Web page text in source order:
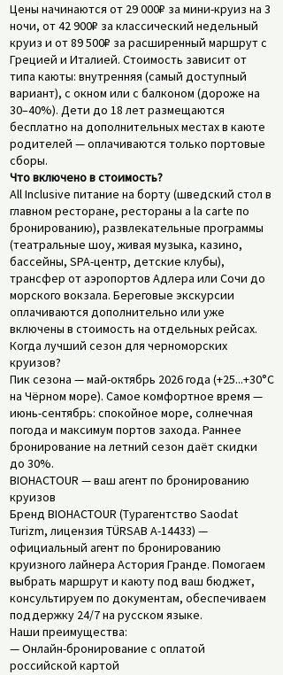
Цены начинаются от 29 000₽ за мини-круиз на 3
ночи, от 42 900₽ за классический недельный
круиз и от 89 500₽ за расширенный маршрут с
Грецией и Италией. Стоимость зависит от
типа каюты: внутренняя (самый доступный
вариант), с окном или с балконом (дороже на
30–40%). Дети до 18 лет размещаются
бесплатно на дополнительных местах в каюте
родителей — оплачиваются только портовые
сборы.
Что включено в стоимость?
All Inclusive питание на борту (шведский стол в
главном ресторане, рестораны a la carte по
бронированию), развлекательные программы
(театральные шоу, живая музыка, казино,
бассейны, SPA-центр, детские клубы),
трансфер от аэропортов Адлера или Сочи до
морского вокзала. Береговые экскурсии
оплачиваются дополнительно или уже
включены в стоимость на отдельных рейсах.
Когда лучший сезон для черноморских
круизов?
Пик сезона — май-октябрь 2026 года (+25...+30°C
на Чёрном море). Самое комфортное время —
июнь-сентябрь: спокойное море, солнечная
погода и максимум портов захода. Раннее
бронирование на летний сезон даёт скидки
до 30%.
BIOHACTOUR — ваш агент по бронированию
круизов
Бренд BIOHACTOUR (Турагентство Saodat
Turizm, лицензия TÜRSAB A-14433) —
официальный агент по бронированию
круизного лайнера Астория Гранде. Помогаем
выбрать маршрут и каюту под ваш бюджет,
консультируем по документам, обеспечиваем
поддержку 24/7 на русском языке.
Наши преимущества:
— Онлайн-бронирование с оплатой
российской картой